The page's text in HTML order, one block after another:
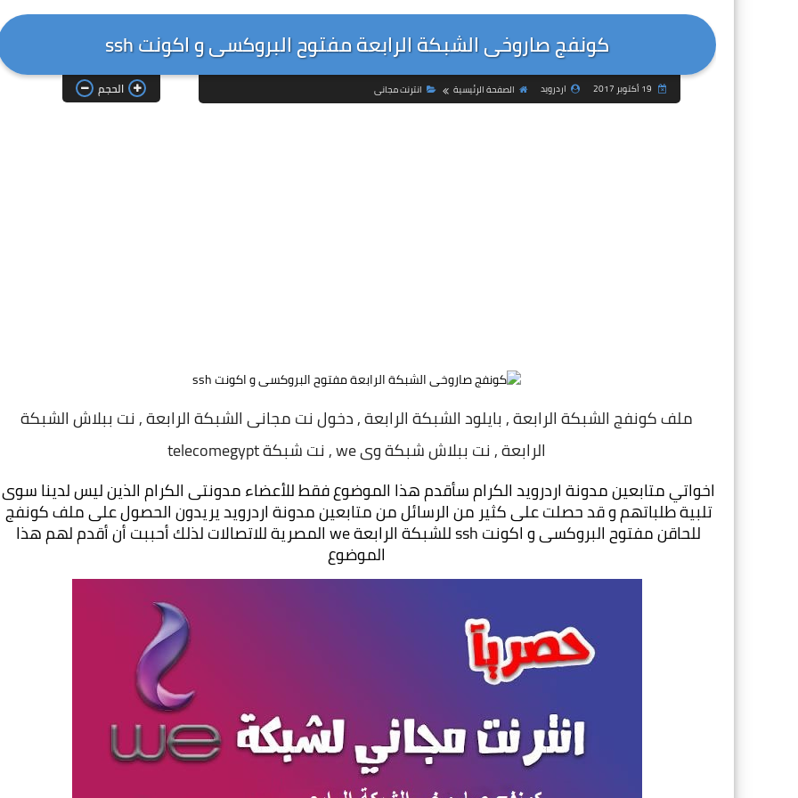
كونفج صاروخى الشبكة الرابعة مفتوح البروكسى و اكونت ssh
اردرويد الصفحة الرئيسية انترنت مجانى الحجم
ملف كونفج الشبكة الرابعة , بايلود الشبكة الرابعة , دخول نت مجانى الشبكة الرابعة , نت ببلاش الشبكة
الرابعة , نت ببلاش شبكة وى we , نت شبكة telecomegypt
اخواتي متابعين مدونة اردرويد الكرام سأقدم هذا الموضوع فقط للأعضاء مدونتى الكرام الذين ليس لدينا سوى
الموضوع